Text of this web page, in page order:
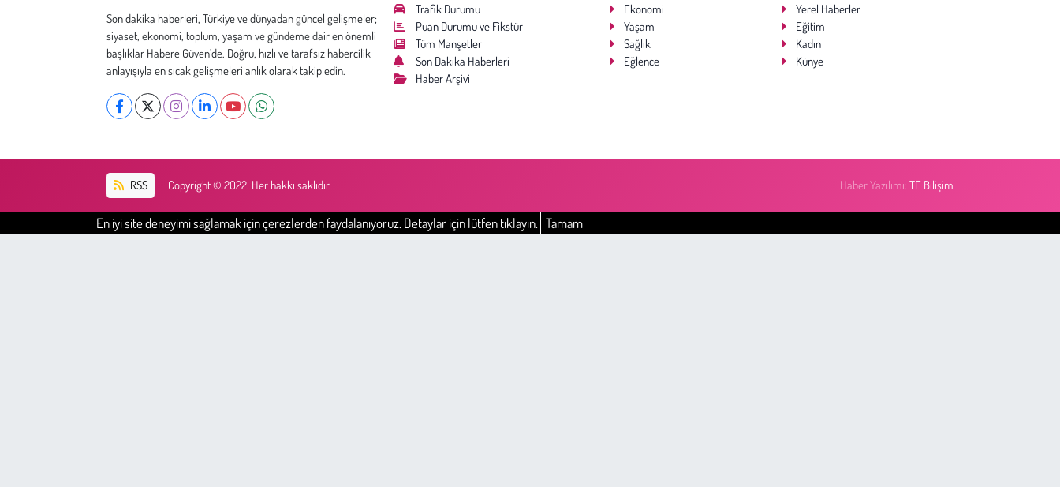
Son dakika haberleri, Türkiye ve dünyadan güncel gelişmeler;
siyaset, ekonomi, toplum, yaşam ve gündeme dair en önemli
başlıklar Habere Güven’de. Doğru, hızlı ve tarafsız habercilik
anlayışıyla en sıcak gelişmeleri anlık olarak takip edin.
Trafik Durumu
Puan Durumu ve Fikstür
Tüm Manşetler
Son Dakika Haberleri
Haber Arşivi
Ekonomi
Yerel Haberler
Yaşam
Eğitim
Sağlık
Kadın
Eğlence
Künye
RSS Copyright © 2022. Her hakkı saklıdır. Haber Yazılımı:TE Bilişim
En iyi site deneyimi sağlamak için çerezlerden faydalanıyoruz. Detaylar için lütfen tıklayın. Tamam